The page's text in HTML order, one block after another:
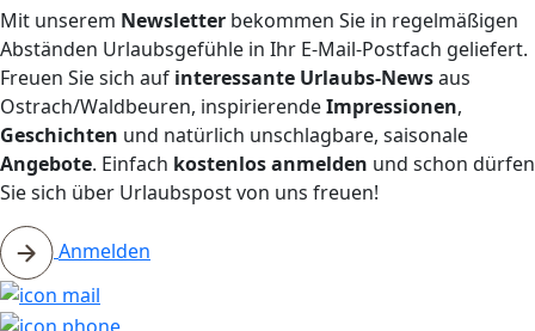
Mit unserem Newsletter bekommen Sie in regelmäßigen
Abständen Urlaubsgefühle in Ihr E-Mail-Postfach geliefert.
Freuen Sie sich auf interessante Urlaubs-Newsaus
Ostrach/Waldbeuren, inspirierendeImpressionen,
Geschichten und natürlich unschlagbare, saisonale
Angebote. Einfach kostenlos anmelden und schon dürfen
Sie sich über Urlaubspost von uns freuen!
Anmelden